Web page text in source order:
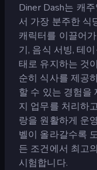
Diner Dash는 캐
서 가장 분주한 식
캐릭터를 이끌어
기, 음식 서빙, 테
태로 유지하는 것
순히 식사를 제공
할 수 있는 경험을
지 업무를 처리하
랑을 원활하게 운
벨이 올라갈수록
든 조건에서 최고
시험합니다.